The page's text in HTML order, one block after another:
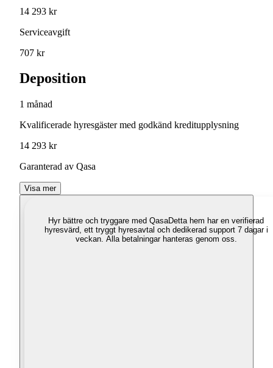
14 293 kr
Serviceavgift
707 kr
Deposition
1 månad
Kvalificerade hyresgäster med godkänd kreditupplysning
14 293 kr
Garanterad av Qasa
Visa mer
Hyr bättre och tryggare med QasaDetta hem har en verifierad
hyresvärd, ett tryggt hyresavtal och dedikerad support 7 dagar i
veckan. Alla betalningar hanteras genom oss.